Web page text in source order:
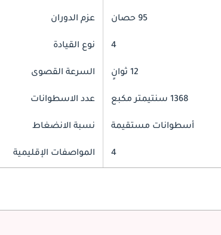
95 حصان عزم الدوران
4 نوع القيادة
12 ثوانٍ السرعة القصوى
1368 سنتيمتر مكبع عدد الاسطوانات
أسطوانات مستقيمة نسبة الانضغاط
4 المواصفات الإقليمية